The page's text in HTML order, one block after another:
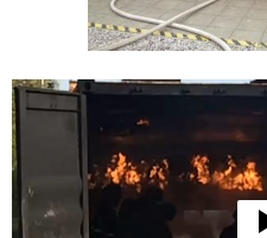
Video-
Player